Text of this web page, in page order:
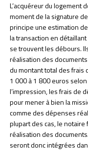
L’acquéreur du logement
moment de la signature
principe une estimation
la transaction en
se trouvent les débours.
réalisation des
du montant total des frais
1 000 à 1 800 euros
l’impression, les frais de
pour mener à bien la
comme des dépenses
plupart des cas, le
réalisation des
seront donc intégrées